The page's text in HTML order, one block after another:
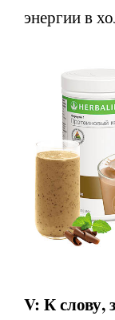
энергии в
V: К слову,